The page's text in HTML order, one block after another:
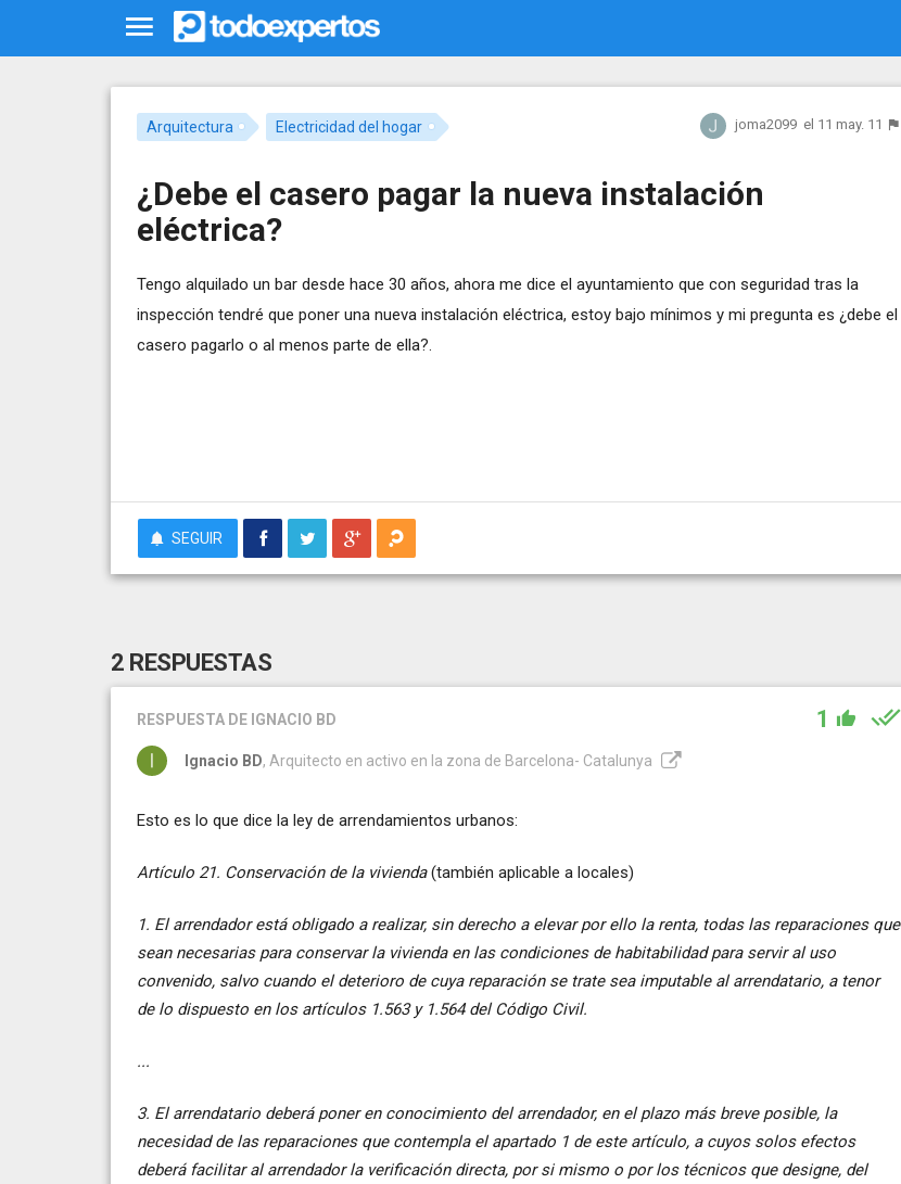
Arquitectura Electricidad del hogar joma2099 el 11 may. 11
¿Debe el casero pagar la nueva instalación
eléctrica?
Tengo alquilado un bar desde hace 30 años, ahora me dice el ayuntamiento que con seguridad tras la
inspección tendré que poner una nueva instalación eléctrica, estoy bajo mínimos y mi pregunta es ¿debe el
casero pagarlo o al menos parte de ella?.
SEGUIR
2 RESPUESTAS
RESPUESTA DE IGNACIO BD 1
Ignacio BD, Arquitecto en activo en la zona de Barcelona- Catalunya
Esto es lo que dice la ley de arrendamientos urbanos:
Artículo 21. Conservación de la vivienda(también aplicable a locales)
1. El arrendador está obligado a realizar, sin derecho a elevar por ello la renta, todas las reparaciones que
sean necesarias para conservar la vivienda en las condiciones de habitabilidad para servir al uso
convenido, salvo cuando el deterioro de cuya reparación se trate sea imputable al arrendatario, a tenor
de lo dispuesto en los artículos 1.563 y 1.564 del Código Civil.
...
3. El arrendatario deberá poner en conocimiento del arrendador, en el plazo más breve posible, la
necesidad de las reparaciones que contempla el apartado 1 de este artículo, a cuyos solos efectos
deberá facilitar al arrendador la verificación directa, por si mismo o por los técnicos que designe, del